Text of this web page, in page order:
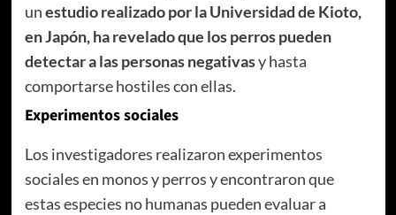
unestudio realizado por la Universidad de Kioto,
en Japón, ha revelado que los perros pueden
detectar a las personas negativasy hasta
comportarse hostiles con ellas.
Experimentos sociales
Los investigadores realizaron experimentos
sociales en monos y perros y encontraron que
estas especies no humanas pueden evaluar a